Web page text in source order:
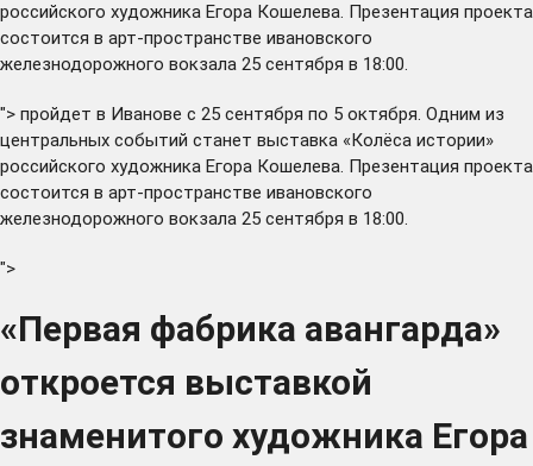
российского художника Егора Кошелева. Презентация проекта
состоится в арт-пространстве ивановского
железнодорожного вокзала 25 сентября в 18:00.
"> пройдет в Иванове с 25 сентября по 5 октября. Одним из
центральных событий станет выставка «Колёса истории»
российского художника Егора Кошелева. Презентация проекта
состоится в арт-пространстве ивановского
железнодорожного вокзала 25 сентября в 18:00.
">
«Первая фабрика авангарда»
откроется выставкой
знаменитого художника Егора